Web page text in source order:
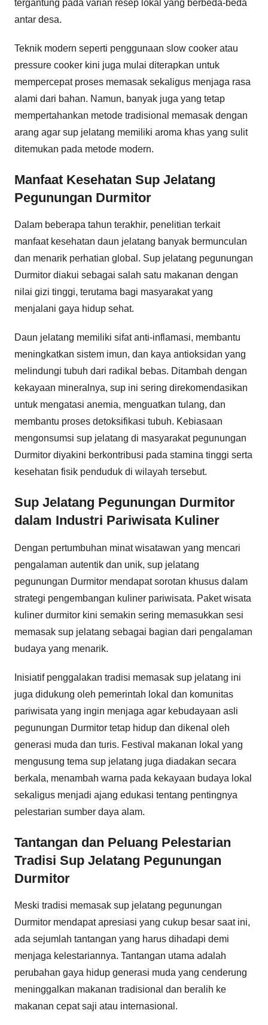
tergantung pada varian resep lokal yang berbeda-beda
antar desa.
Teknik modern seperti penggunaan slow cooker atau
pressure cooker kini juga mulai diterapkan untuk
mempercepat proses memasak sekaligus menjaga rasa
alami dari bahan. Namun, banyak juga yang tetap
mempertahankan metode tradisional memasak dengan
arang agar sup jelatang memiliki aroma khas yang sulit
ditemukan pada metode modern.
Manfaat Kesehatan Sup Jelatang
Pegunungan Durmitor
Dalam beberapa tahun terakhir, penelitian terkait
manfaat kesehatan daun jelatang banyak bermunculan
dan menarik perhatian global. Sup jelatang pegunungan
Durmitor diakui sebagai salah satu makanan dengan
nilai gizi tinggi, terutama bagi masyarakat yang
menjalani gaya hidup sehat.
Daun jelatang memiliki sifat anti-inflamasi, membantu
meningkatkan sistem imun, dan kaya antioksidan yang
melindungi tubuh dari radikal bebas. Ditambah dengan
kekayaan mineralnya, sup ini sering direkomendasikan
untuk mengatasi anemia, menguatkan tulang, dan
membantu proses detoksifikasi tubuh. Kebiasaan
mengonsumsi sup jelatang di masyarakat pegunungan
Durmitor diyakini berkontribusi pada stamina tinggi serta
kesehatan fisik penduduk di wilayah tersebut.
Sup Jelatang Pegunungan Durmitor
dalam Industri Pariwisata Kuliner
Dengan pertumbuhan minat wisatawan yang mencari
pengalaman autentik dan unik, sup jelatang
pegunungan Durmitor mendapat sorotan khusus dalam
strategi pengembangan kuliner pariwisata. Paket wisata
kuliner durmitor kini semakin sering memasukkan sesi
memasak sup jelatang sebagai bagian dari pengalaman
budaya yang menarik.
Inisiatif penggalakan tradisi memasak sup jelatang ini
juga didukung oleh pemerintah lokal dan komunitas
pariwisata yang ingin menjaga agar kebudayaan asli
pegunungan Durmitor tetap hidup dan dikenal oleh
generasi muda dan turis. Festival makanan lokal yang
mengusung tema sup jelatang juga diadakan secara
berkala, menambah warna pada kekayaan budaya lokal
sekaligus menjadi ajang edukasi tentang pentingnya
pelestarian sumber daya alam.
Tantangan dan Peluang Pelestarian
Tradisi Sup Jelatang Pegunungan
Durmitor
Meski tradisi memasak sup jelatang pegunungan
Durmitor mendapat apresiasi yang cukup besar saat ini,
ada sejumlah tantangan yang harus dihadapi demi
menjaga kelestariannya. Tantangan utama adalah
perubahan gaya hidup generasi muda yang cenderung
meninggalkan makanan tradisional dan beralih ke
makanan cepat saji atau internasional.